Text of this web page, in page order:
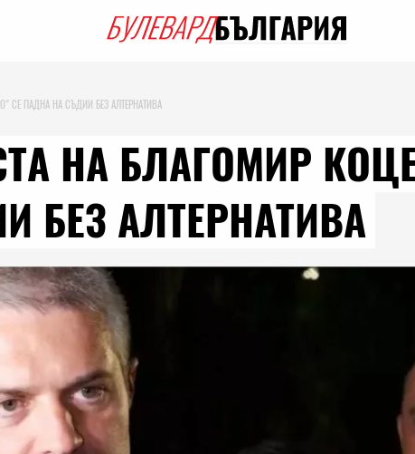
СЕ ПАДНА НА СЪДИИ БЕЗ АЛТЕРНАТИВА
НА БЛАГОМИР
БЕЗ АЛТЕРНАТИВА